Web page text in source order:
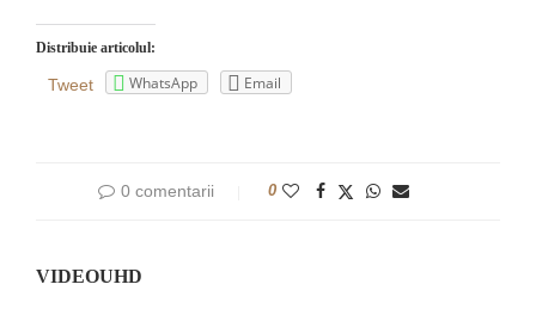
Distribuie articolul:
Tweet WhatsApp Email
0 comentarii 0
VIDEOUHD